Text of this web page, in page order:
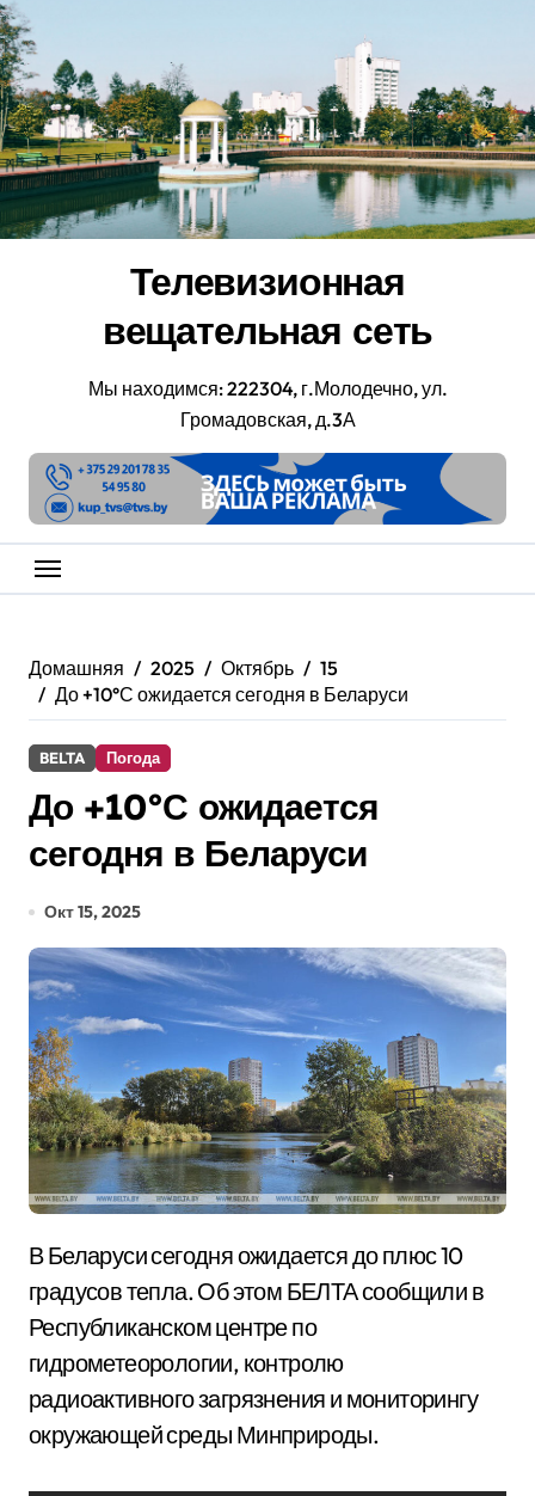
Перейти
к
содержанию
Телевизионная
вещательная сеть
Мы находимся: 222304, г.Молодечно, ул.
Громадовская, д.3А
Домашняя 2025 Октябрь
15
До +10°С ожидается сегодня в Беларуси
BELTA Погода
До +10°С ожидается
сегодня в Беларуси
Окт 15, 2025
В Беларуси сегодня ожидается до плюс 10
градусов тепла. Об этом БЕЛТА сообщили в
Республиканском центре по
гидрометеорологии, контролю
радиоактивного загрязнения и мониторингу
окружающей среды Минприроды.